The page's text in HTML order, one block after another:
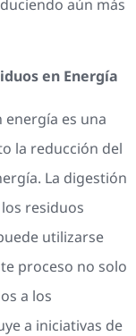
aún más
en Energía
es una
la reducción del
La digestión
residuos
utilizarse
proceso no solo
a los
a iniciativas de